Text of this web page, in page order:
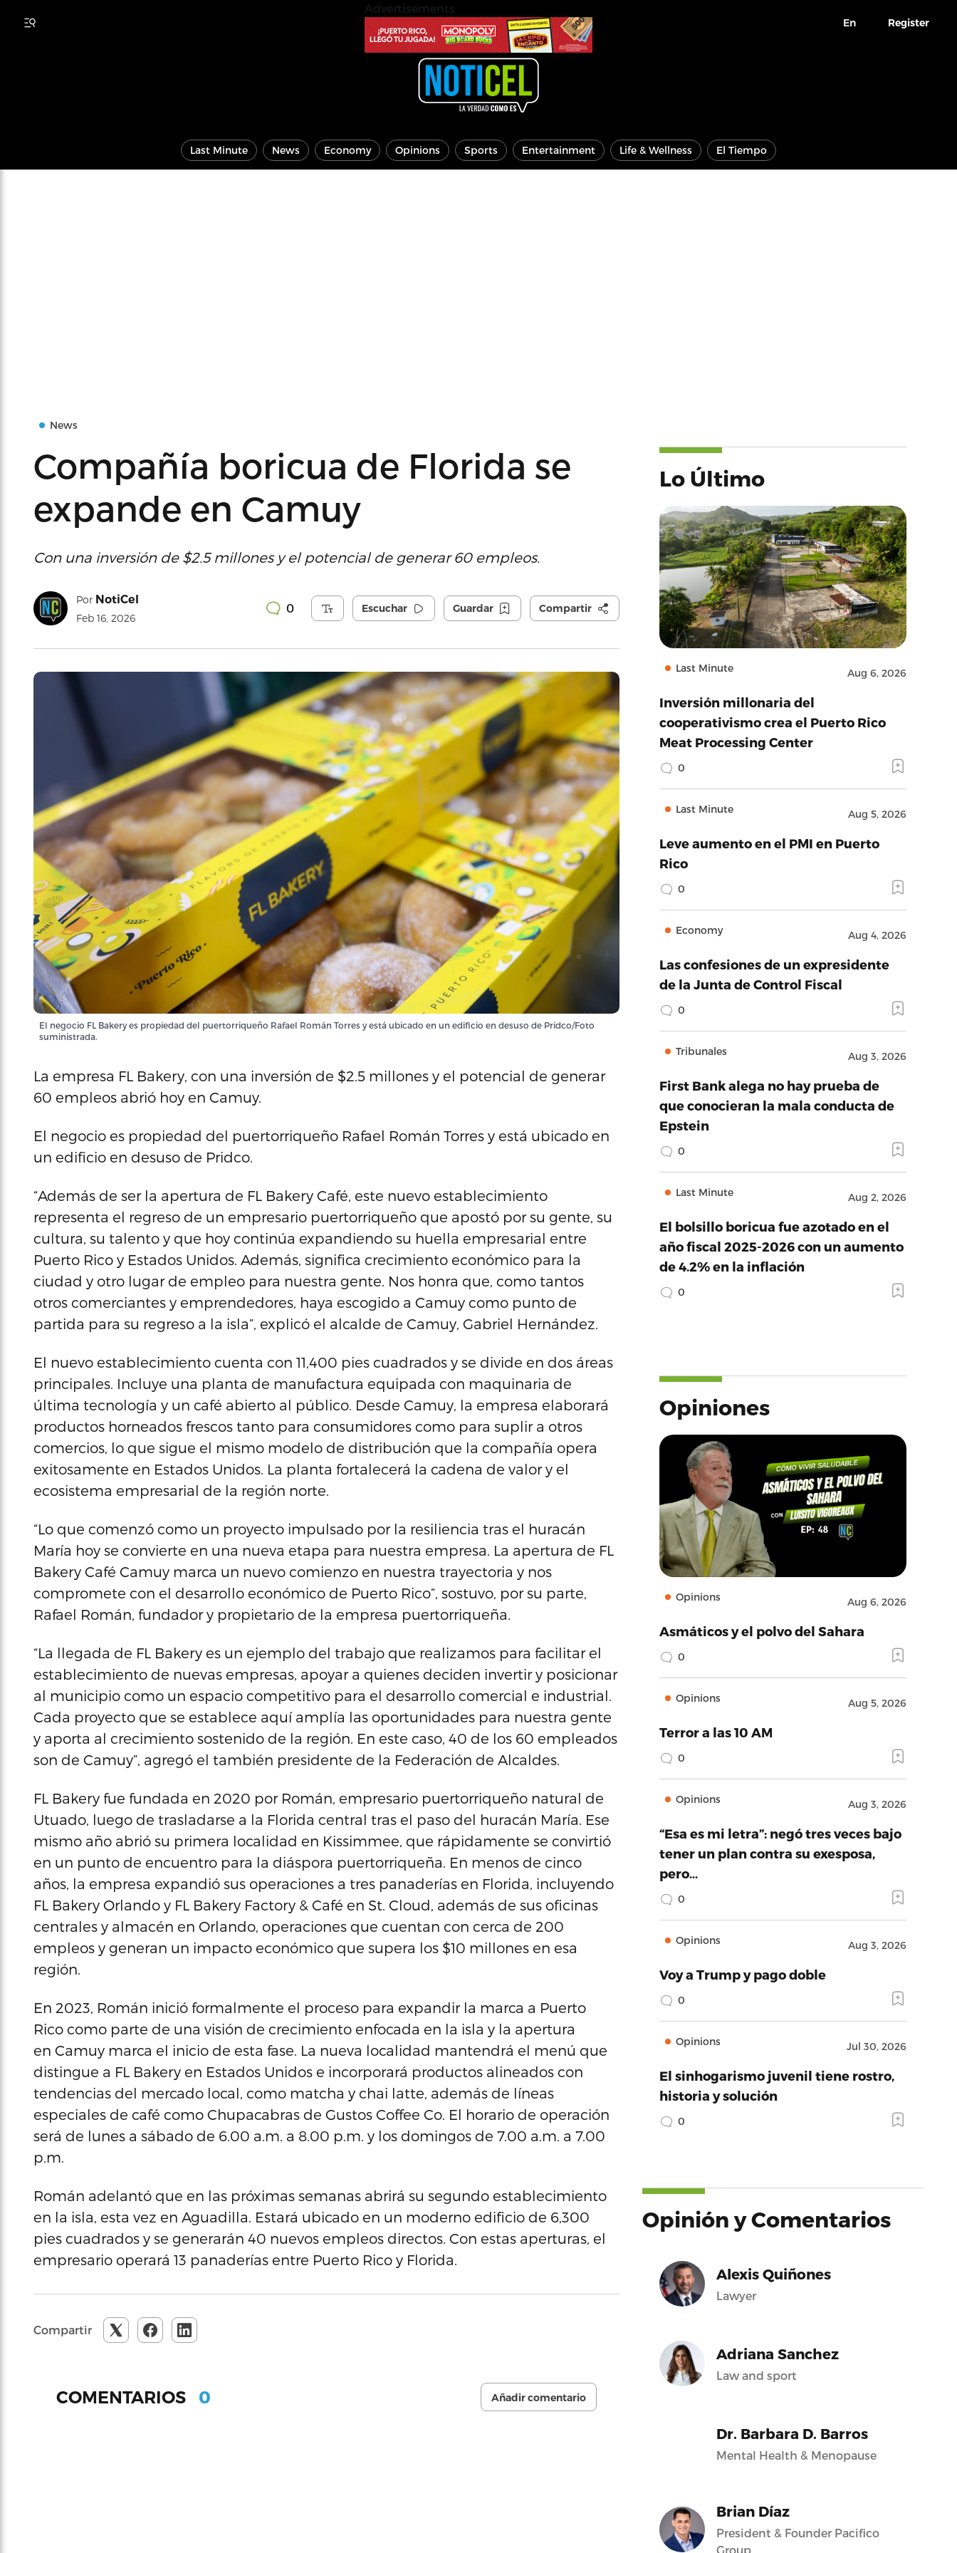
En Register
Last Minute News Economy Opinions Sports Entertainment Life & Wellness El Tiempo
News
Compañía boricua de Florida se
expande en Camuy
Con una inversión de $2.5 millones y el potencial de generar 60 empleos.
Por NotiCel
Feb 16, 2026
0 Escuchar Guardar Compartir
El negocio FL Bakery es propiedad del puertorriqueño Rafael Román Torres y está ubicado en un edificio en desuso de Pridco/Foto
suministrada.
La empresa FL Bakery, con una inversión de $2.5 millones y el potencial de generar
60 empleos abrió hoy en Camuy.
El negocio es propiedad del puertorriqueño Rafael Román Torres y está ubicado en
un edificio en desuso de Pridco.
“Además de ser la apertura de FL Bakery Café, este nuevo establecimiento
representa el regreso de un empresario puertorriqueño que apostó por su gente, su
cultura, su talento y que hoy continúa expandiendo su huella empresarial entre
Puerto Rico y Estados Unidos. Además, significa crecimiento económico para la
ciudad y otro lugar de empleo para nuestra gente. Nos honra que, como tantos
otros comerciantes y emprendedores, haya escogido a Camuy como punto de
partida para su regreso a la isla”, explicó el alcalde de Camuy, Gabriel Hernández.
El nuevo establecimiento cuenta con 11,400 pies cuadrados y se divide en dos áreas
principales. Incluye una planta de manufactura equipada con maquinaria de
última tecnología y un café abierto al público. Desde Camuy, la empresa elaborará
productos horneados frescos tanto para consumidores como para suplir a otros
comercios, lo que sigue el mismo modelo de distribución que la compañía opera
exitosamente en Estados Unidos. La planta fortalecerá la cadena de valor y el
ecosistema empresarial de la región norte.
“Lo que comenzó como un proyecto impulsado por la resiliencia tras el huracán
María hoy se convierte en una nueva etapa para nuestra empresa. La apertura de FL
Bakery Café Camuy marca un nuevo comienzo en nuestra trayectoria y nos
compromete con el desarrollo económico de Puerto Rico”, sostuvo, por su parte,
Rafael Román, fundador y propietario de la empresa puertorriqueña.
“La llegada de FL Bakery es un ejemplo del trabajo que realizamos para facilitar el
establecimiento de nuevas empresas, apoyar a quienes deciden invertir y posicionar
al municipio como un espacio competitivo para el desarrollo comercial e industrial.
Cada proyecto que se establece aquí amplía las oportunidades para nuestra gente
y aporta al crecimiento sostenido de la región. En este caso, 40 de los 60 empleados
son de Camuy”, agregó el también presidente de la Federación de Alcaldes.
FL Bakery fue fundada en 2020 por Román, empresario puertorriqueño natural de
Utuado, luego de trasladarse a la Florida central tras el paso del huracán María. Ese
mismo año abrió su primera localidad en Kissimmee, que rápidamente se convirtió
en un punto de encuentro para la diáspora puertorriqueña. En menos de cinco
años, la empresa expandió sus operaciones a tres panaderías en Florida, incluyendo
FL Bakery Orlando y FL Bakery Factory & Café en St. Cloud, además de sus oficinas
centrales y almacén en Orlando, operaciones que cuentan con cerca de 200
empleos y generan un impacto económico que supera los $10 millones en esa
región.
En 2023, Román inició formalmente el proceso para expandir la marca a Puerto
Rico como parte de una visión de crecimiento enfocada en la isla y la apertura
en Camuy marca el inicio de esta fase. La nueva localidad mantendrá el menú que
distingue a FL Bakery en Estados Unidos e incorporará productos alineados con
tendencias del mercado local, como matcha y chai latte, además de líneas
especiales de café como Chupacabras de Gustos Coffee Co. El horario de operación
será de lunes a sábado de 6.00 a.m. a 8.00 p.m. y los domingos de 7.00 a.m. a 7.00
p.m.
Román adelantó que en las próximas semanas abrirá su segundo establecimiento
en la isla, esta vez en Aguadilla. Estará ubicado en un moderno edificio de 6,300
pies cuadrados y se generarán 40 nuevos empleos directos. Con estas aperturas, el
empresario operará 13 panaderías entre Puerto Rico y Florida.
Compartir
COMENTARIOS 0 Añadir comentario
Lo Último
Last Minute Aug 6, 2026
Inversión millonaria del
cooperativismo crea el Puerto Rico
Meat Processing Center
0
Last Minute Aug 5, 2026
Leve aumento en el PMI en Puerto
Rico
0
Economy Aug 4, 2026
Las confesiones de un expresidente
de la Junta de Control Fiscal
0
Tribunales Aug 3, 2026
First Bank alega no hay prueba de
que conocieran la mala conducta de
Epstein
0
Last Minute Aug 2, 2026
El bolsillo boricua fue azotado en el
año fiscal 2025-2026 con un aumento
de 4.2% en la inflación
0
Opiniones
Opinions Aug 6, 2026
Asmáticos y el polvo del Sahara
0
Opinions Aug 5, 2026
Terror a las 10 AM
0
Opinions Aug 3, 2026
“Esa es mi letra”: negó tres veces bajo
tener un plan contra su exesposa,
pero…
0
Opinions Aug 3, 2026
Voy a Trump y pago doble
0
Opinions Jul 30, 2026
El sinhogarismo juvenil tiene rostro,
historia y solución
0
Opinión y Comentarios
Alexis Quiñones
Lawyer
Adriana Sanchez
Law and sport
Dr. Barbara D. Barros
Mental Health & Menopause
Brian Díaz
President & Founder Pacifico
Group